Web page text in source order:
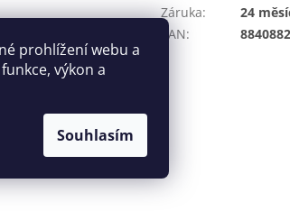
prohlížení webu a
výkon a
Souhlasím
Záruka:
24
EAN: